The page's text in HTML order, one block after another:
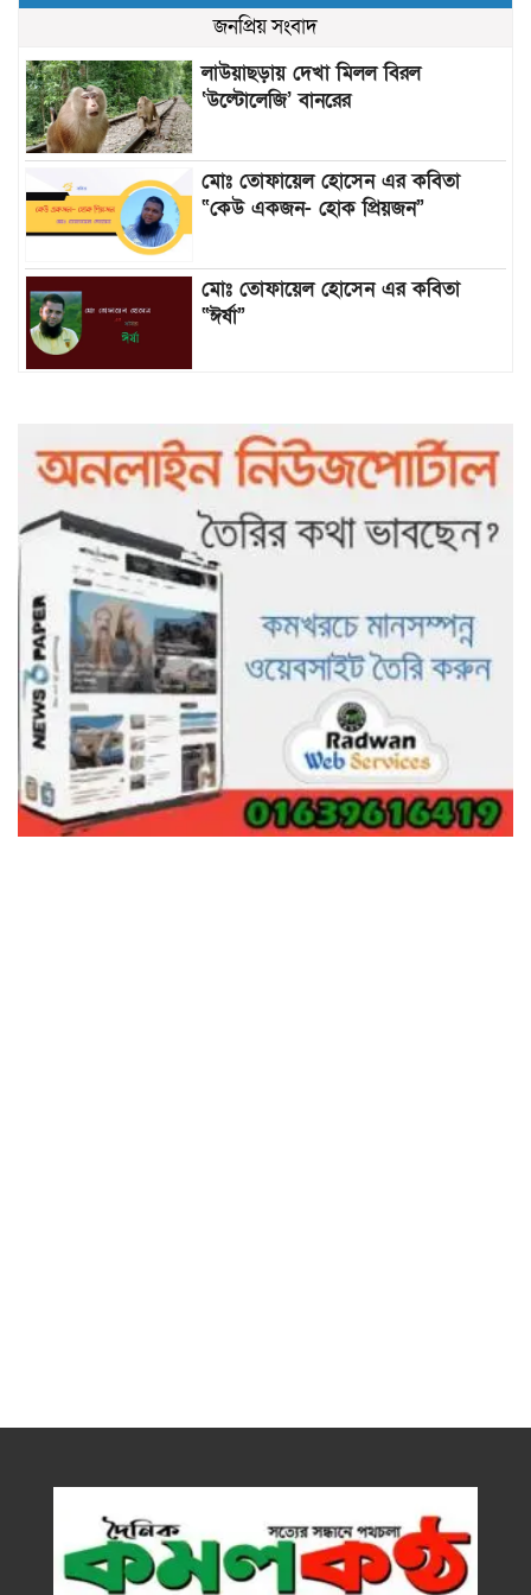
জনপ্রিয় সংবাদ
লাউয়াছড়ায় দেখা মিলল বিরল
‘উল্টোলেজি’ বানরের
মোঃ তোফায়েল হোসেন এর কবিতা
“কেউ একজন- হোক প্রিয়জন”
মোঃ তোফায়েল হোসেন এর কবিতা
“ঈর্ষা”
আটকে পড়া ১০ পর্যটককে উদ্ধার করল
পুলিশ ও ফায়ার সার্ভিস
গাছ না কেটে আমাদের পুড়িয়ে মারলে
ভালো হতো’: বন বিভাগের নিষ্ঠুরতায়
নিঃস্ব কৃষক